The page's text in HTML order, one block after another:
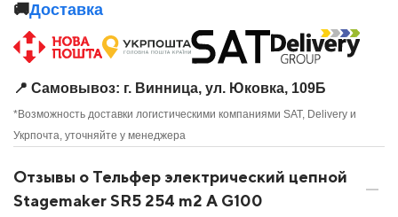
🚚Доставка
📍 Самовывоз: г. Винница, ул. Юковка, 109Б
*Возможность доставки логистическими компаниями SAT, Delivery и
Укрпочта, уточняйте у менеджера
Отзывы о Тельфер электрический цепной
Stagemaker SR5 254 m2 A G100